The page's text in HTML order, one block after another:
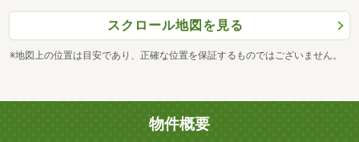
スクロール地図を見る
※地図上の位置は目安であり、正確な位置を保証するものではございません。
物件概要